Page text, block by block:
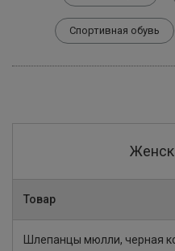
Спортивная обувь
Товар
Шлепанцы мюлли, черная